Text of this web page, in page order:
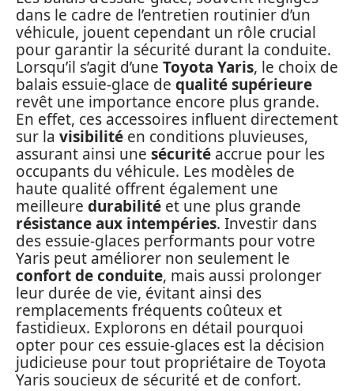
dans le cadre de l’entretien routinier d’un
véhicule, jouent cependant un rôle crucial
pour garantir la sécurité durant la conduite.
Lorsqu’il s’agit d’une Toyota Yaris, le choix de
balais essuie-glace de qualité supérieure
revêt une importance encore plus grande.
En effet, ces accessoires influent directement
sur la visibilité en conditions pluvieuses,
assurant ainsi une sécurité accrue pour les
occupants du véhicule. Les modèles de
haute qualité offrent également une
meilleure durabilité et une plus grande
résistance aux intempéries. Investir dans
des essuie-glaces performants pour votre
Yaris peut améliorer non seulement le
confort de conduite, mais aussi prolonger
leur durée de vie, évitant ainsi des
remplacements fréquents coûteux et
fastidieux. Explorons en détail pourquoi
opter pour ces essuie-glaces est la décision
judicieuse pour tout propriétaire de Toyota
Yaris soucieux de sécurité et de confort.